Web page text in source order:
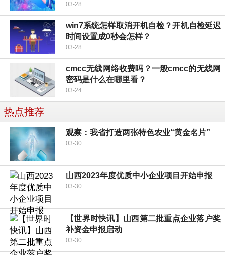
03-28
win7系统怎样取消开机自检？开机自检延迟
时间设置成0秒会怎样？
03-28
cmcc无线网络收费吗？一般cmcc的无线网
密码是什么在哪里看？
03-24
热点推荐
观察：我省打造两张特色农业“黄金名片”
03-30
山西2023年度优质中小企业项目开始申报
03-30
【世界时快讯】山西第二批重点企业落户奖
补资金申报启动
03-30